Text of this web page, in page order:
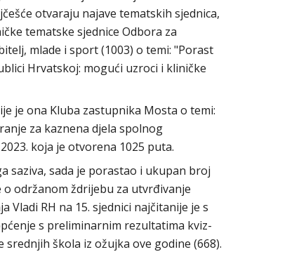
otvaraju najave tematskih sjednica,
tematske sjednice Odbora za
mlade i sport (1003) o temi: "Porast
Hrvatskoj: mogući uzroci i kliničke
je ona Kluba zastupnika Mosta o temi:
za kaznena djela spolnog
koja je otvorena 1025 puta.
saziva, sada je porastao i ukupan broj
održanom ždrijebu za utvrđivanje
RH na 15. sjednici najčitanije je s
s preliminarnim rezultatima kviz-
škola iz ožujka ove godine (668).